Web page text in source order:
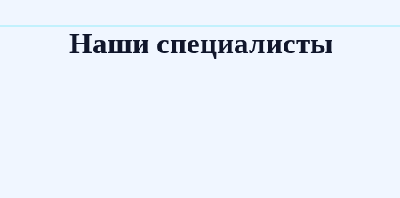
Наши специалисты